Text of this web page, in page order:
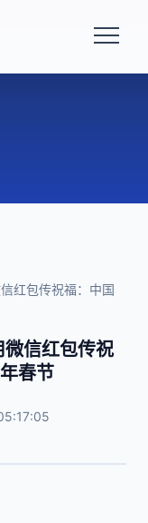
红包传祝福：中国
信红包传祝
春节